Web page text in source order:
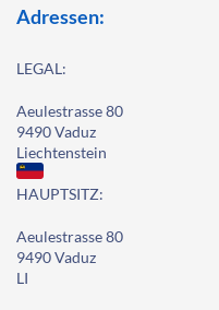
Adressen:
LEGAL:
Aeulestrasse 80
9490 Vaduz
Liechtenstein
HAUPTSITZ:
Aeulestrasse 80
9490 Vaduz
LI